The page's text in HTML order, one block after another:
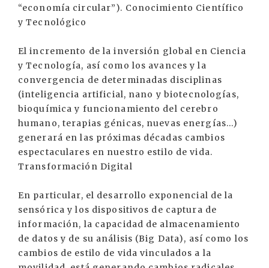
“economía circular”). Conocimiento Científico
y Tecnológico
El incremento de la inversión global en Ciencia
y Tecnología, así como los avances y la
convergencia de determinadas disciplinas
(inteligencia artificial, nano y biotecnologías,
bioquímica y funcionamiento del cerebro
humano, terapias génicas, nuevas energías...)
generará en las próximas décadas cambios
espectaculares en nuestro estilo de vida.
Transformación Digital
En particular, el desarrollo exponencial de la
sensórica y los dispositivos de captura de
información, la capacidad de almacenamiento
de datos y de su análisis (Big Data), así como los
cambios de estilo de vida vinculados a la